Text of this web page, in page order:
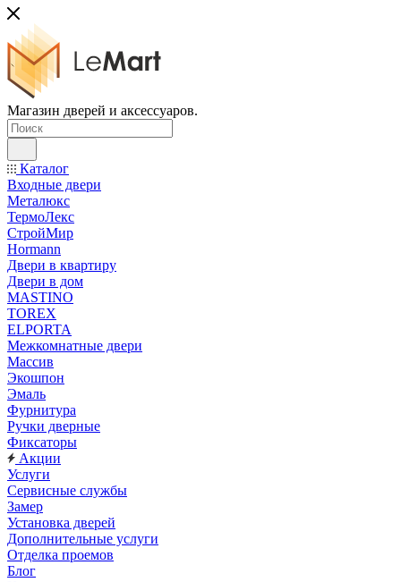
Магазин дверей и аксессуаров.
Каталог
Входные двери
Металюкс
ТермоЛекс
СтройМир
Hormann
Двери в квартиру
Двери в дом
MASTINO
TOREX
ELPORTA
Межкомнатные двери
Массив
Экошпон
Эмаль
Фурнитура
Ручки дверные
Фиксаторы
Акции
Услуги
Сервисные службы
Замер
Установка дверей
Дополнительные услуги
Отделка проемов
Блог